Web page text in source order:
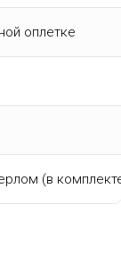
оплетке
(в